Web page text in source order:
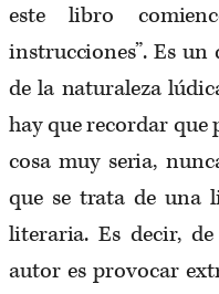
este libro
instrucciones”. Es
de la naturaleza
hay que recordar que
cosa muy seria,
que se trata de una
literaria. Es decir,
autor es provocar